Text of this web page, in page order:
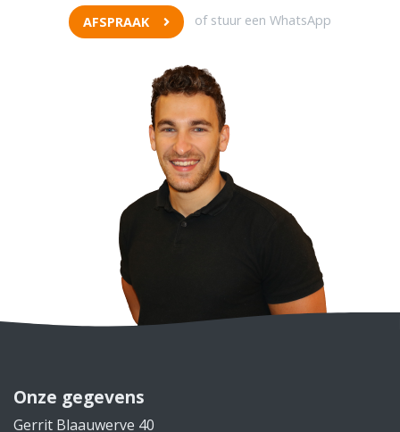
AFSPRAAK of stuur een WhatsApp
Onze gegevens
Gerrit Blaauwerve 40